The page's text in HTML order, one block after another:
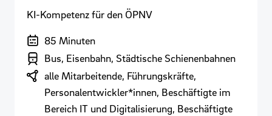
KI-Kompetenz für den ÖPNV
Dauer der Veranstaltung
85 Minuten
Branchenbereich
Bus, Eisenbahn, Städtische Schienenbahnen
Zielgruppen
alle Mitarbeitende, Führungskräfte,
Personalentwickler*innen, Beschäftigte im
Bereich IT und Digitalisierung, Beschäftigte